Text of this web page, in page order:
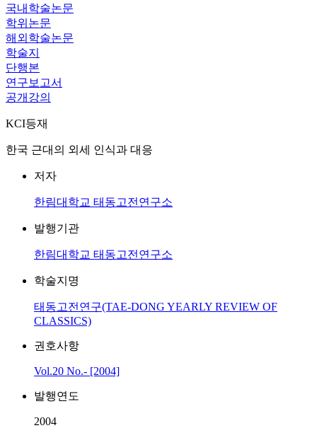
국내학술논문
학위논문
해외학술논문
학술지
단행본
연구보고서
공개강의
KCI등재
한국 근대의 외세 인식과 대응
저자
한림대학교 태동고전연구소
발행기관
한림대학교 태동고전연구소
학술지명
태동고전연구(TAE-DONG YEARLY REVIEW OF
CLASSICS)
권호사항
Vol.20 No.- [2004]
발행연도
2004